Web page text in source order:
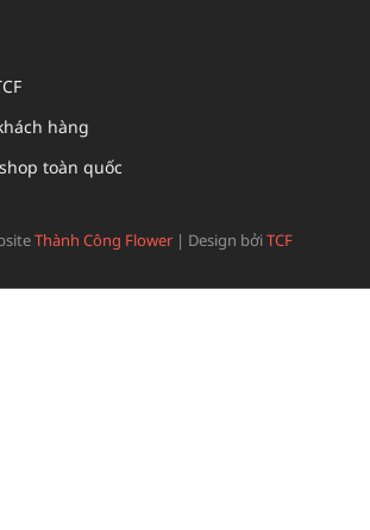
hàng
toàn quốc
Thành Công Flower | Design bởiTCF